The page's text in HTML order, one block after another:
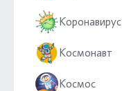
Коронавирус
Космонавт
Космос